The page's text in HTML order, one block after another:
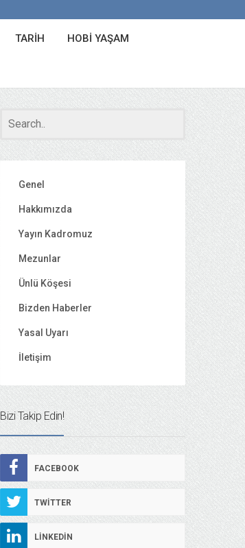
TARIH HOBI YAŞAM
Genel
Hakkımızda
Yayın Kadromuz
Mezunlar
Ünlü Köşesi
Bizden Haberler
Yasal Uyarı
İletişim
Bizi Takip Edin!
FACEBOOK
TWITTER
LINKEDIN